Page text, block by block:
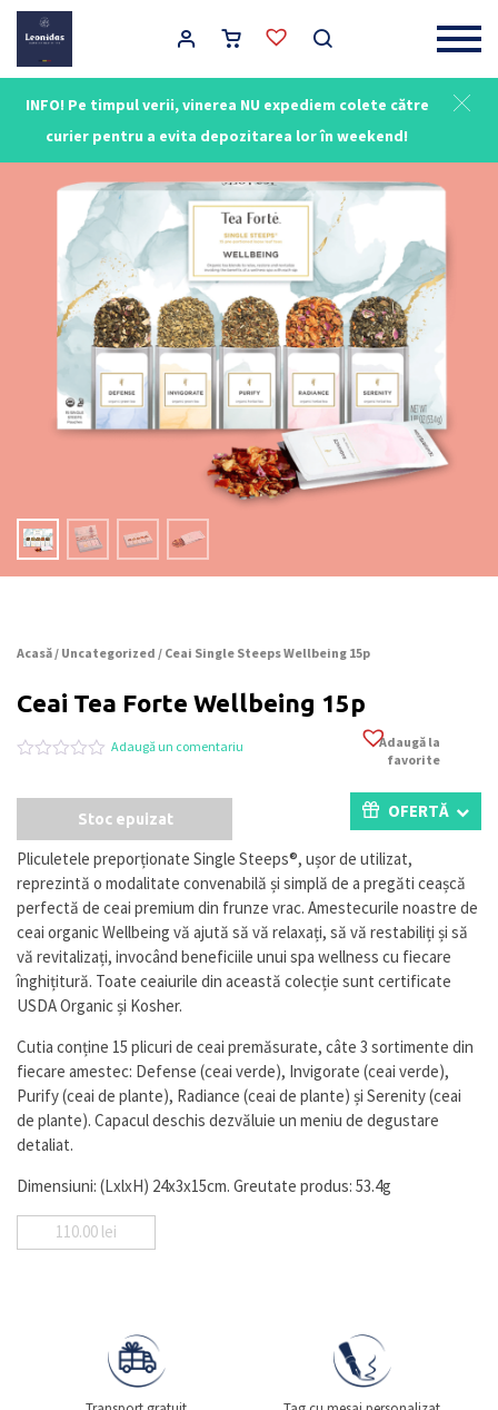
INFO! Pe timpul verii, vinerea NU expediem colete către
curier pentru a evita depozitarea lor în weekend!
Main Navigation
Acasă/ Uncategorized / Ceai Single Steeps Wellbeing 15p
Ceai Tea Forte Wellbeing 15p
5
pe
a
evaluări
de
la
clienți
Adaugă un comentariu
Adaugă la
favorite
Stoc epuizat OFERTĂ
Pliculetele preporționate Single Steeps®, ușor de utilizat,
reprezintă o modalitate convenabilă și simplă de a pregăti ceașcă
perfectă de ceai premium din frunze vrac. Amestecurile noastre de
ceai organic Wellbeing vă ajută să vă relaxați, să vă restabiliți și să
vă revitalizați, invocând beneficiile unui spa wellness cu fiecare
înghițitură. Toate ceaiurile din această colecție sunt certificate
USDA Organic și Kosher.
Cutia conține 15 plicuri de ceai premăsurate, câte 3 sortimente din
fiecare amestec: Defense (ceai verde), Invigorate (ceai verde),
Purify (ceai de plante), Radiance (ceai de plante) și Serenity (ceai
de plante). Capacul deschis dezvăluie un meniu de degustare
detaliat.
Dimensiuni: (LxlxH) 24x3x15cm. Greutate produs: 53.4g
110.00 lei